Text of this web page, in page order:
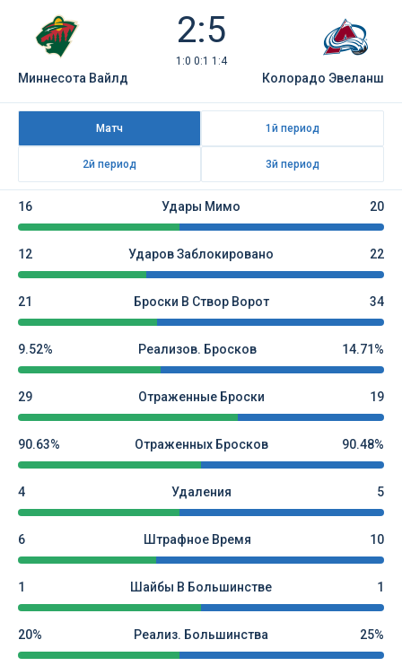
2:5
1:0 0:1 1:4
Миннесота Вайлд Колорадо Эвеланш
Матч 1й период
2й период 3й период
16 Удары Мимо 20
12 Ударов Заблокировано 22
21 Броски В Створ Ворот 34
9.52% Реализов. Бросков 14.71%
29 Отраженные Броски 19
90.63% Отраженных Бросков 90.48%
4 Удаления 5
6 Штрафное Время 10
1 Шайбы В Большинстве 1
20% Реализ. Большинства 25%